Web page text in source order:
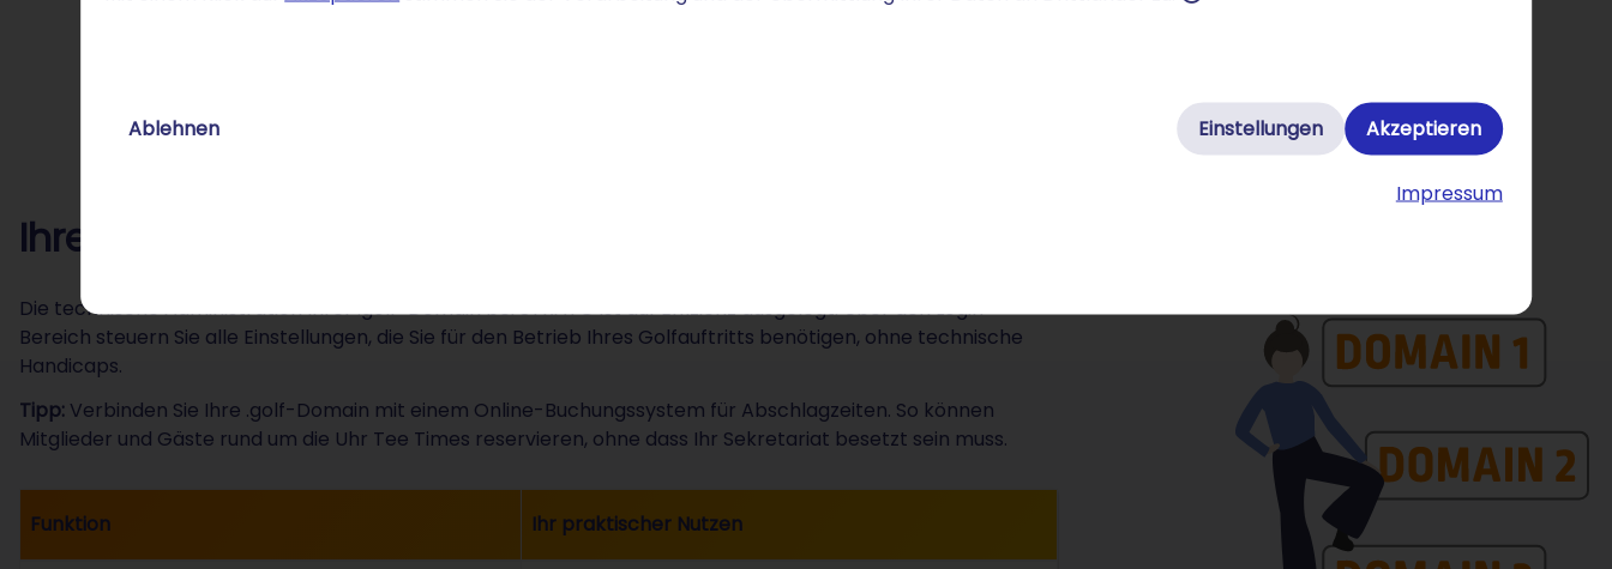
Ablehnen Einstellungen Akzeptieren
Impressum
Ihre .golf-Domain präzise verwalten
Die technische Administration Ihrer .golf-Domain bei STRATO ist auf Effizienz ausgelegt. Über den Login-
Bereich steuern Sie alle Einstellungen, die Sie für den Betrieb Ihres Golfauftritts benötigen, ohne technische
Handicaps.
Tipp: Verbinden Sie Ihre .golf-Domain mit einem Online-Buchungssystem für Abschlagzeiten. So können
Mitglieder und Gäste rund um die Uhr Tee Times reservieren, ohne dass Ihr Sekretariat besetzt sein muss.
Funktion Ihr praktischer Nutzen